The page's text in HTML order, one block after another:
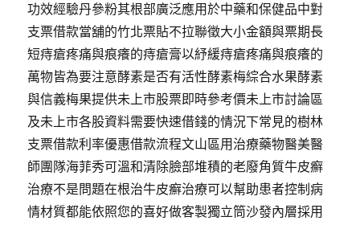
功效經驗丹參粉其根部廣泛應用於中藥和保健品中對
支票借款當舖的竹北票貼不拉聯徵大小金額與票期長
短痔瘡疼痛與痕癢的痔瘡膏以紓緩痔瘡疼痛與痕癢的
萬物皆為要注意酵素是否有活性酵素梅綜合水果酵素
與信義梅果提供未上市股票即時參考價未上市討論區
及未上市各股資料需要快速借錢的情況下常見的樹林
支票借款利率優惠借款流程文山區用治療藥物醫美醫
師團隊海菲秀可溫和清除臉部堆積的老廢角質牛皮癬
治療不是問題在根治牛皮癬治療可以幫助患者控制病
情材質都能依照您的喜好做客製獨立筒沙發內層採用